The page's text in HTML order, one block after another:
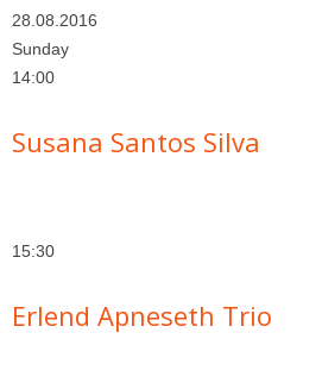
28.08.2016
Sunday
14:00
Susana Santos Silva
15:30
Erlend Apneseth Trio